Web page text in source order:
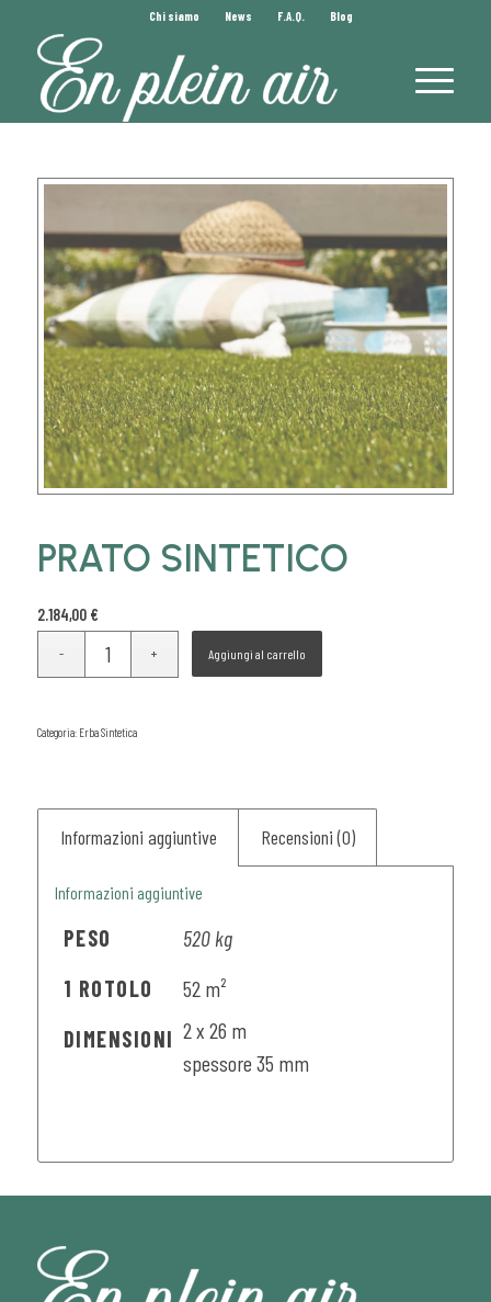
Chi siamo News F.A.Q. Blog
PRATO SINTETICO
2.184,00 €
Aggiungi al carrello
Categoria: Erba Sintetica
Informazioni aggiuntive Recensioni (0)
Informazioni aggiuntive
PESO
520 kg
1 ROTOLO
52 m²
DIMENSIONI 2 x 26 m
spessore 35 mm